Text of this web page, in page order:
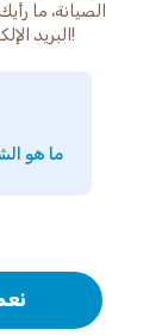
الصيانة، ما
البريد الإلكتروني لتحصل على خصم خاص من دبدوب!
ما هو